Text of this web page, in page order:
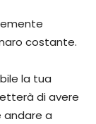
costante.
la tua
di avere
andare a